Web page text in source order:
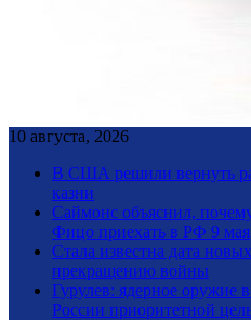
10 августа, 2026
В США решили вернуть
казни
Саймонс объяснил,
Фицо приехать в РФ 9 мая
Стала известна дата
прекращению войны
Гурулев: ядерное оружие
России приоритетной